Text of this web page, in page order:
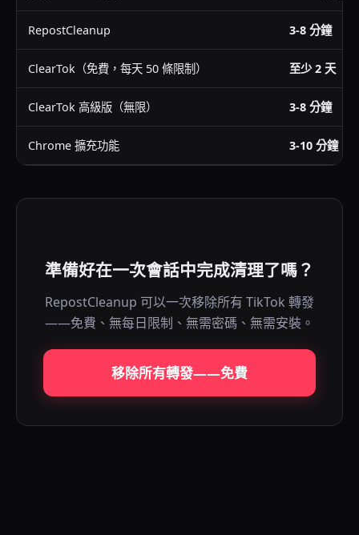
RepostCleanup 3-8 分鐘
ClearTok（免費，每天 50 條限制） 至少 2 天
ClearTok 高級版（無限） 3-8 分鐘
Chrome 擴充功能 3-10 分鐘
準備好在一次會話中完成清理了嗎？
RepostCleanup 可以一次移除所有 TikTok 轉發
——免費、無每日限制、無需密碼、無需安裝。
移除所有轉發——免費